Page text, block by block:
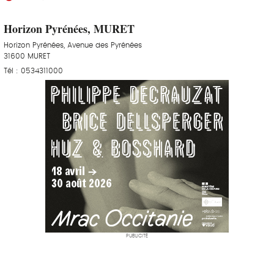
Horizon Pyrénées, MURET
Horizon Pyrénées, Avenue des Pyrénées
31600 MURET
Tél : 0534311000
PUBLICITÉ